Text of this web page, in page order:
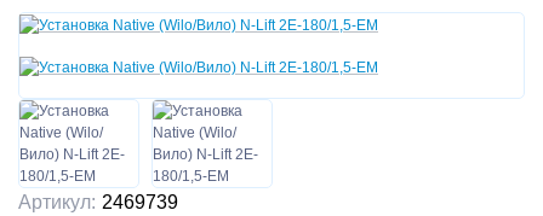
Артикул: 2469739